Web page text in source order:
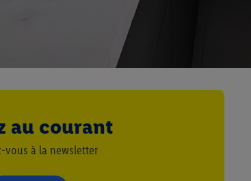
au courant
vous à la newsletter
technologies nécessaires. En cliquant sur
Vous trouverez de plus amples
votre consentement à tout moment